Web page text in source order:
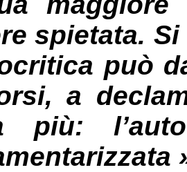
spietata.
può
a
più: